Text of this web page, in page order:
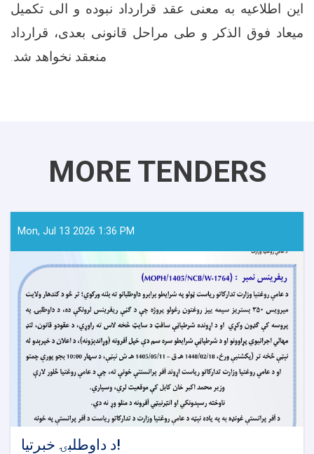
این اطلاعیه به معنی عقد قرارداد نبوده و الی تکمیل
میعاد فوق الذکر و طی مراحل قانونی بعدی، قرارداد
منعقد نخواهد شد.
MORE TENDERS
Mon, Jul 13 2026 1:36 PM
د داوطلبۍ خبرتیا!